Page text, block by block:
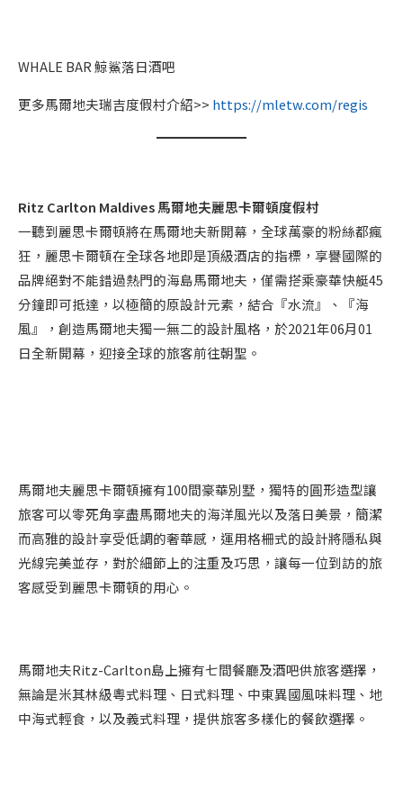
式
廳
T
L
WHALE BAR 鯨鯊落日酒吧
更多馬爾地夫瑞吉度假村介紹>> https://mletw.com/regis
Ritz Carlton Maldives 馬爾地夫麗思卡爾頓度假村
一聽到麗思卡爾頓將在馬爾地夫新開幕，全球萬豪的粉絲都瘋
狂，麗思卡爾頓在全球各地即是頂級酒店的指標，享譽國際的
品牌絕對不能錯過熱門的海島馬爾地夫，僅需搭乘豪華快艇45
分鐘即可抵達，以極簡的原設計元素，結合『水流』、『海
風』，創造馬爾地夫獨一無二的設計風格，於2021年06月01
日全新開幕，迎接全球的旅客前往朝聖。
馬爾地夫麗思卡爾頓擁有100間豪華別墅，獨特的圓形造型讓
旅客可以零死角享盡馬爾地夫的海洋風光以及落日美景，簡潔
而高雅的設計享受低調的奢華感，運用格柵式的設計將隱私與
光線完美並存，對於細節上的注重及巧思，讓每一位到訪的旅
客感受到麗思卡爾頓的用心。
馬爾地夫Ritz-Carlton島上擁有七間餐廳及酒吧供旅客選擇，
無論是米其林級粵式料理、日式料理、中東異國風味料理、地
中海式輕食，以及義式料理，提供旅客多樣化的餐飲選擇。